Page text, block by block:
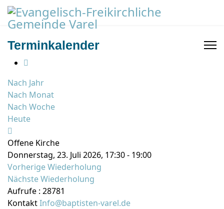
Terminkalender
Nach Jahr
Nach Monat
Nach Woche
Heute
Offene Kirche
Donnerstag, 23. Juli 2026, 17:30 - 19:00
Vorherige Wiederholung
Nächste Wiederholung
Aufrufe : 28781
KontaktInfo@baptisten-varel.de